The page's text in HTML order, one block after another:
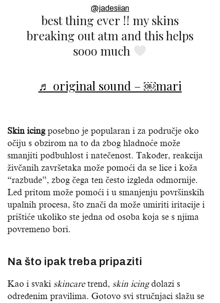
@jadesiian
best thing ever !! my skins
breaking out atm and this helps
sooo much
♬ original sound – ￼mari
Skin icingposebno je popularan i za područje oko
očiju s obzirom na to da zbog hladnoće može
smanjiti podbuhlost i natečenost. Također, reakcija
živčanih završetaka može pomoći da se lice i koža
“razbude”, zbog čega ten često izgleda odmornije.
Led pritom može pomoći i u smanjenju površinskih
upalnih procesa, što znači da može umiriti iritacije i
prištiće ukoliko ste jedna od osoba koja se s njima
povremeno bori.
Na što ipak treba pripaziti
Kao i svaki skincaretrend, skin icingdolazi s
određenim pravilima. Gotovo svi stručnjaci slažu se